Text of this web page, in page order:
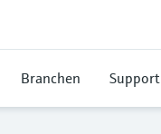
Branchen Support